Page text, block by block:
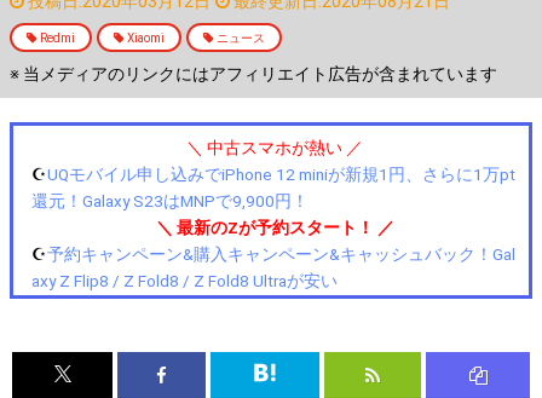
Redmi Xiaomi ニュース
※ 当メディアのリンクにはアフィリエイト広告が含まれています
＼ 中古スマホが熱い ／
☪️UQモバイル申し込みでiPhone 12 miniが新規1円、さらに1万pt
還元！Galaxy S23はMNPで9,900円！
＼ 最新のZが予約スタート！ ／
☪️予約キャンペーン&購入キャンペーン&キャッシュバック！Gal
axy Z Flip8 / Z Fold8 / Z Fold8 Ultraが安い